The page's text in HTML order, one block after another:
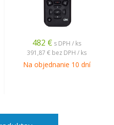
482 € s DPH / ks
391,87 € bez DPH / ks
Na objednanie 10 dní